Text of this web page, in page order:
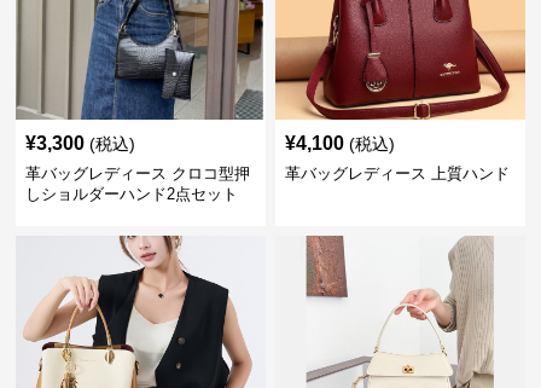
¥3,300 (税込)
革バッグレディース クロコ型押
しショルダーハンド2点セット
¥4,100 (税込)
革バッグレディース 上質ハンド